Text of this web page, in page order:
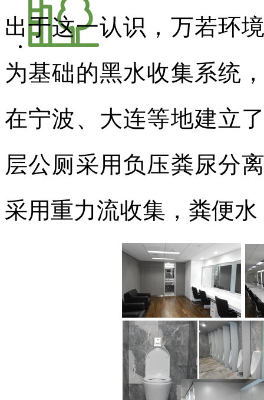
出于这一认识，万若环
为基础的黑水收集系统
在宁波、大连等地建立
层公厕采用负压粪尿分
采用重力流收集，粪便